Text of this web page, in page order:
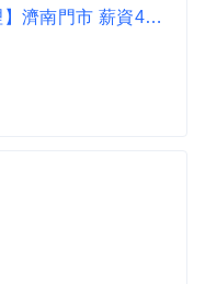
堤諾比薩【連鎖餐飲集團店經理】濟南門市 薪資45K到53K 供員餐_獎金另計